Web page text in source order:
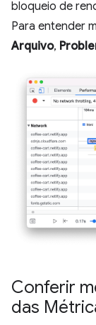
bloqueio de
Para entender
Arquivo,
Conferir
das